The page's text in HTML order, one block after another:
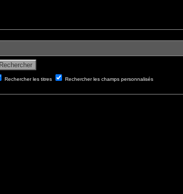
Rechercher les titres
Rechercher les champs personnalisés